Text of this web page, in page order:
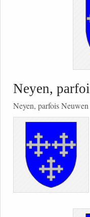
Neyen,
Neyen, parfois Neuwen